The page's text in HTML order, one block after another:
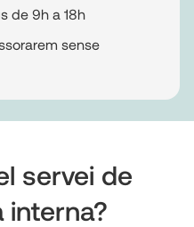
de 9h a 18h
sense
servei de
interna?